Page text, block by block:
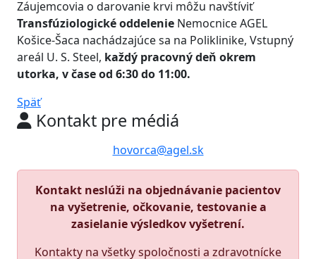
Záujemcovia o darovanie krvi môžu navštíviť
Transfúziologické oddelenie Nemocnice AGEL
Košice-Šaca nachádzajúce sa na Poliklinike, Vstupný
areál U. S. Steel, každý pracovný deň okrem
utorka, v čase od 6:30 do 11:00.
Späť
Kontakt pre médiá
hovorca@agel.sk
Kontakt neslúži na objednávanie pacientov
na vyšetrenie, očkovanie, testovanie a
zasielanie výsledkov vyšetrení.
Kontakty na všetky spoločnosti a zdravotnícke